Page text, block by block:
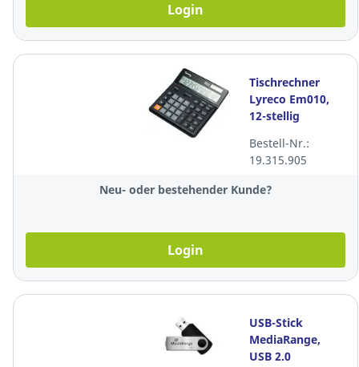
Login
Tischrechner
Lyreco Em010,
12-stellig
Bestell-Nr.:
19.315.905
Neu- oder bestehender Kunde?
Login
USB-Stick
MediaRange,
USB 2.0